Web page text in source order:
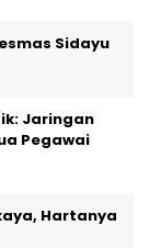
Sidayu
Jaringan
Pegawai
Hartanya